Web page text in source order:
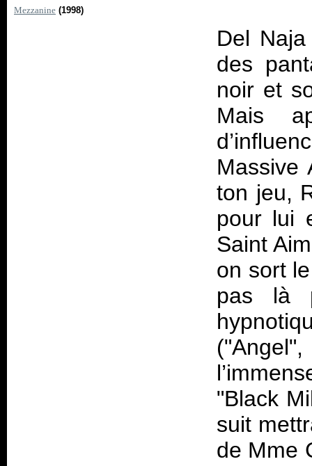
Mezzanine (1998)
Del
des
noir et
Mais
ton jeu,
pour lui
Saint
on sort
pas là
"Black
suit
de Mme